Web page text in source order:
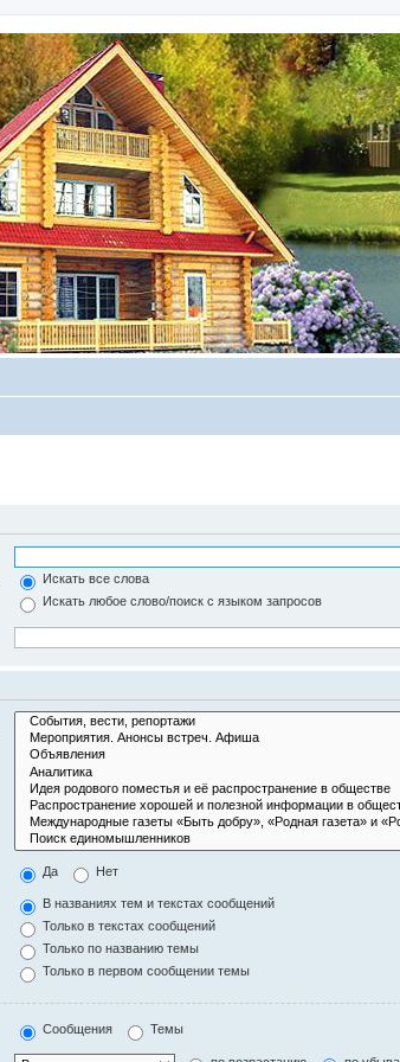
Искать все слова
Искать любое слово/поиск с языком запросов
Да Нет
В названиях тем и текстах сообщений
Только в текстах сообщений
Только по названию темы
Только в первом сообщении темы
Сообщения Темы